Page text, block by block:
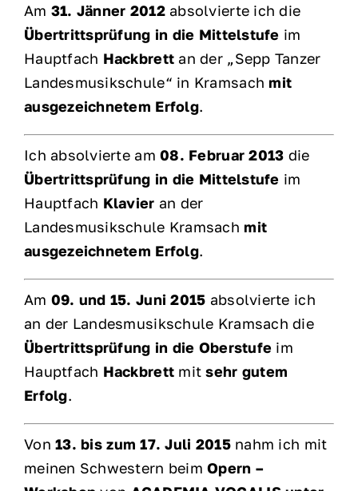
Am 31. Jänner 2012absolvierte ich die
Übertrittsprüfung in die Mittelstufe im
Hauptfach Hackbrett an der „Sepp Tanzer
Landesmusikschule“ in Kramsachmit
ausgezeichnetem Erfolg.
Ich absolvierte am08. Februar 2013 die
Übertrittsprüfung in die Mittelstufe im
Hauptfach Klavier an der
Landesmusikschule Kramsachmit
ausgezeichnetem Erfolg.
Am 09. und 15. Juni 2015 absolvierte ich
an der Landesmusikschule Kramsach die
Übertrittsprüfung in die Oberstufe im
Hauptfach Hackbrett mitsehr gutem
Erfolg.
Von13. bis zum 17. Juli 2015nahm ich mit
meinen Schwestern beimOpern –